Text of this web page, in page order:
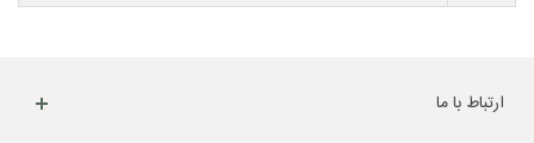
ارتباط با ما